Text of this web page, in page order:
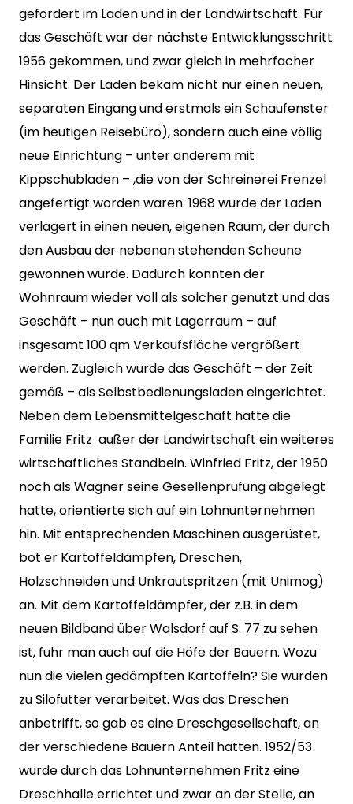
gefordert im Laden und in der Landwirtschaft. Für
das Geschäft war der nächste Entwicklungsschritt
1956 gekommen, und zwar gleich in mehrfacher
Hinsicht. Der Laden bekam nicht nur einen neuen,
separaten Eingang und erstmals ein Schaufenster
(im heutigen Reisebüro), sondern auch eine völlig
neue Einrichtung – unter anderem mit
Kippschubladen – ,die von der Schreinerei Frenzel
angefertigt worden waren. 1968 wurde der Laden
verlagert in einen neuen, eigenen Raum, der durch
den Ausbau der nebenan stehenden Scheune
gewonnen wurde. Dadurch konnten der
Wohnraum wieder voll als solcher genutzt und das
Geschäft – nun auch mit Lagerraum – auf
insgesamt 100 qm Verkaufsfläche vergrößert
werden. Zugleich wurde das Geschäft – der Zeit
gemäß – als Selbstbedienungsladen eingerichtet.
Neben dem Lebensmittelgeschäft hatte die
Familie Fritz außer der Landwirtschaft ein weiteres
wirtschaftliches Standbein. Winfried Fritz, der 1950
noch als Wagner seine Gesellenprüfung abgelegt
hatte, orientierte sich auf ein Lohnunternehmen
hin. Mit entsprechenden Maschinen ausgerüstet,
bot er Kartoffeldämpfen, Dreschen,
Holzschneiden und Unkrautspritzen (mit Unimog)
an. Mit dem Kartoffeldämpfer, der z.B. in dem
neuen Bildband über Walsdorf auf S. 77 zu sehen
ist, fuhr man auch auf die Höfe der Bauern. Wozu
nun die vielen gedämpften Kartoffeln? Sie wurden
zu Silofutter verarbeitet. Was das Dreschen
anbetrifft, so gab es eine Dreschgesellschaft, an
der verschiedene Bauern Anteil hatten. 1952/53
wurde durch das Lohnunternehmen Fritz eine
Dreschhalle errichtet und zwar an der Stelle, an